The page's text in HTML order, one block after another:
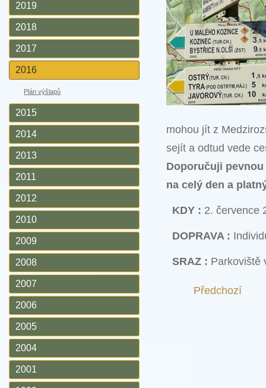
2019
2018
2017
2016
Plán výšlapů
2015
2014
2013
2011
2012
2010
2009
2008
2007
2006
2005
2004
2001
mohou jít z
sejít a odtud vede
Doporučuji
na celý den a
KDY : 2. července
DOPRAVA :
SRAZ : Parkoviště
Předchozí